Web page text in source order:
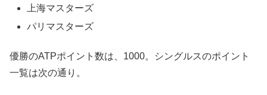
上海マスターズ
パリマスターズ
優勝のATPポイント数は、1000。シングルスのポイント
一覧は次の通り。